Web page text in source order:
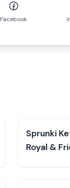
Facebook
Sprunki
Royal &